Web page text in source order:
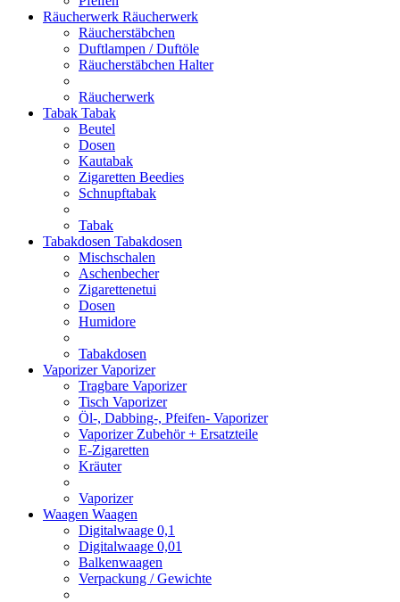
Räucherwerk Räucherwerk
Räucherstäbchen
Duftlampen / Duftöle
Räucherstäbchen Halter
Räucherwerk
Tabak Tabak
Beutel
Dosen
Kautabak
Zigaretten Beedies
Schnupftabak
Tabak
Tabakdosen Tabakdosen
Mischschalen
Aschenbecher
Zigarettenetui
Dosen
Humidore
Tabakdosen
VaporizerVaporizer
Tragbare Vaporizer
Tisch Vaporizer
Öl-, Dabbing-, Pfeifen- Vaporizer
Vaporizer Zubehör + Ersatzteile
E-Zigaretten
Kräuter
Vaporizer
Waagen Waagen
Digitalwaage 0,1
Digitalwaage 0,01
Balkenwaagen
Verpackung / Gewichte